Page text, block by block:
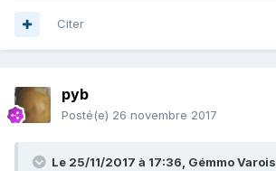
Citer
pyb
Posté(e) 26 novembre 2017
Le 25/11/2017 à 17:36, Gémmo Varois